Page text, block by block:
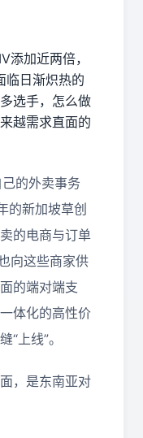
添加近两倍，
临日渐炽热的
选手，怎么做
越需求直面的
的外卖事务
的新加坡草创
的电商与订单
向这些商家供
的端对端支
体化的高性价
上线”。
，是东南亚对